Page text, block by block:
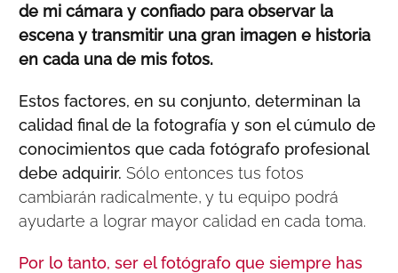
de mi cámara y confiado para observar la
escena y transmitir una gran imagen e historia
en cada una de mis fotos.
Estos factores, en su conjunto, determinan la
calidad final de la fotografía y son el cúmulo de
conocimientos que cada fotógrafo profesional
debe adquirir. Sólo entonces tus fotos
cambiarán radicalmente, y tu equipo podrá
ayudarte a lograr mayor calidad en cada toma.
Por lo tanto, ser el fotógrafo que siempre has